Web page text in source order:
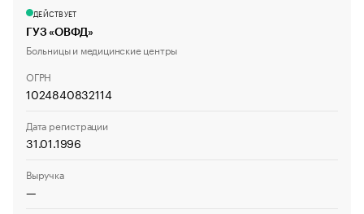
ДЕЙСТВУЕТ
ГУЗ «ОВФД»
Больницы и медицинские центры
ОГРН
1024840832114
Дата регистрации
31.01.1996
Выручка
—